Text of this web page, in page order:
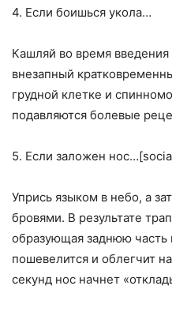
4. Если боишься укола…
Кашляй во время
внезапный
грудной клетке и
подавляются болевые
5. Если заложен
Упрись языком в небо, а
бровями. В результате
образующая заднюю
пошевелится и облегчит
секунд нос начнет